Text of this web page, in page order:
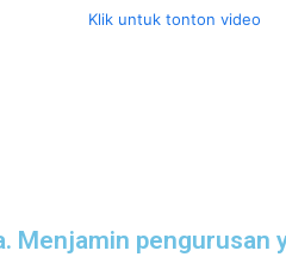
Klik untuk tonton video
Menjamin pengurusan